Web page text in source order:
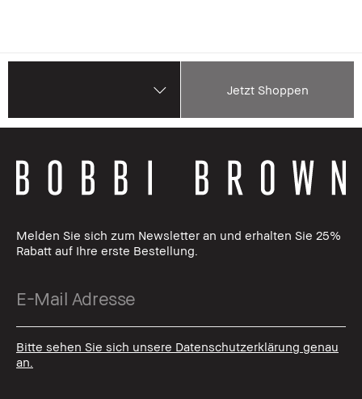
Jetzt Shoppen
Melden Sie sich zum Newsletter an und erhalten Sie 25%
Rabatt auf Ihre erste Bestellung.
Bitte sehen Sie sich unsere Datenschutzerklärung genau
an.